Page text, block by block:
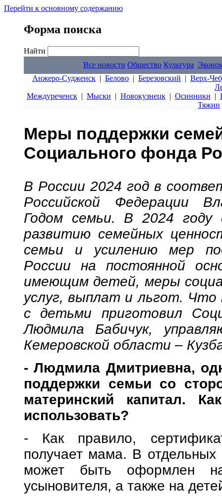
Перейти к основному содержанию
Форма поиска
Найти
Все новости Общество Культура
Анжеро-Судженск | Белово | Березовский | Верх-
Междуреченск| Мыски | Новокузнецк| Осинники |
Тяжин
Меры поддержки
Социального фонда
В России 2024 год в
Российской Федерации
Годом семьи. В 2024 году
развитию семейных
семьи и усилению мер
России на постоянной
имеющим детей, меры
услуг, выплат и льгот. Что
с детьми приготовил
Людмила Бабичук,
Кемеровской области –
- Людмила Дмитриевна,
поддержки семьи со
материнский капитал.
использовать?
- Как правило,
получает мама. В отдельных
может быть оформлен
усыновителя, а также на